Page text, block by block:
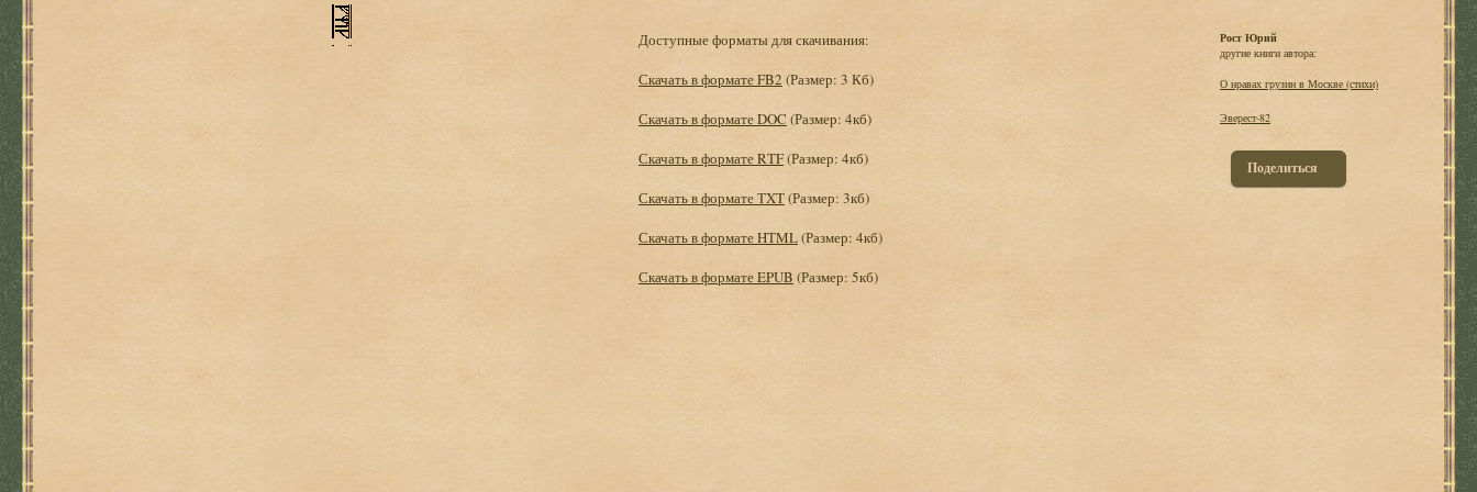
Доступные форматы для скачивания:
Скачать в формате FB2 (Размер: 3 Кб)
Скачать в формате DOC (Размер: 4кб)
Скачать в формате RTF(Размер: 4кб)
Скачать в формате TXT(Размер: 3кб)
Скачать в формате HTML(Размер: 4кб)
Скачать в формате EPUB (Размер: 5кб)
Рост Юрий
другие книги автора:
О нравах грузин в Москве (стихи)
Эверест-82
Поделиться